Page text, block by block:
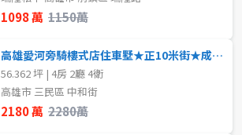
1098 萬 1150萬
高雄愛河旁騎樓式店住車墅★正10米街★成家首選
56.362 坪 | 4房 2廳 4衛
高雄市 三民區 中和街
2180 萬 2280萬